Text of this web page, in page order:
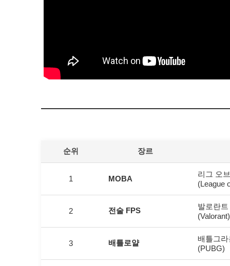
순위 장르
1 MOBA
리그 오
(League
2 전술 FPS
발로란트
(Valorant)
3 배틀로얄
배틀그
(PUBG)